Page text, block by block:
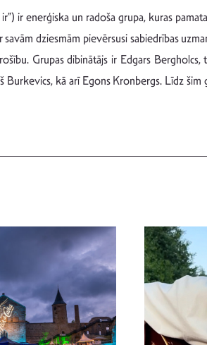
ir enerģiska un radoša grupa, kuras
dziesmām pievērsusi sabiedrības
Grupas dibinātājs ir Edgars
kā arī Egons Kronbergs. Līdz